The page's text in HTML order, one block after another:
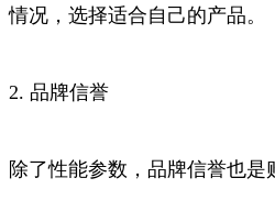
情况，选择适合自己的产品。
2. 品牌信誉
除了性能参数，品牌信誉也